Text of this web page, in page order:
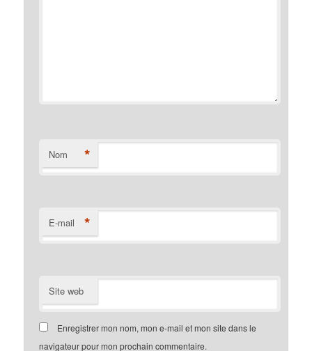
Nom *
E-mail *
Site web
Enregistrer mon nom, mon e-mail et mon site dans le
navigateur pour mon prochain commentaire.